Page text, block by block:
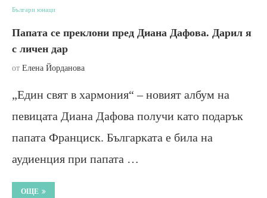
Българи юнаци
Папата се преклони пред Диана Дафова. Дарил я
с личен дар
от Елена Йорданова
„Един свят в хармония“ – новият албум на
певицата Диана Дафова получи като подарък
папата Франциск. Българката е била на
аудиенция при папата …
ОЩЕ